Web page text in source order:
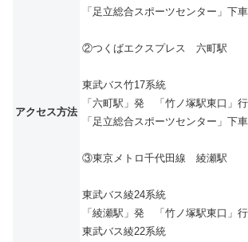
アクセス方法
「足立総合スポーツセンター」下
②つくばエクスプレス 六町駅
東武バス竹17系統
「六町駅」発 「竹ノ塚駅東口」行
「足立総合スポーツセンター」下
③東京メトロ千代田線 綾瀬駅
東武バス綾24系統
「綾瀬駅」発 「竹ノ塚駅東口」行
東武バス綾22系統